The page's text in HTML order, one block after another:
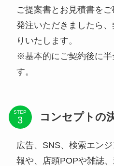
ご提案書とお見積書を
発注いただきましたら
りいたします。
※基本的にご契約後に半
す。
STEP コンセプトの
広告、SNS、検索エン
報や、店頭POPや雑誌